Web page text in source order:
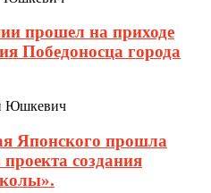
прошел на приходе
Победоносца города
Юшкевич
Японского прошла
создания